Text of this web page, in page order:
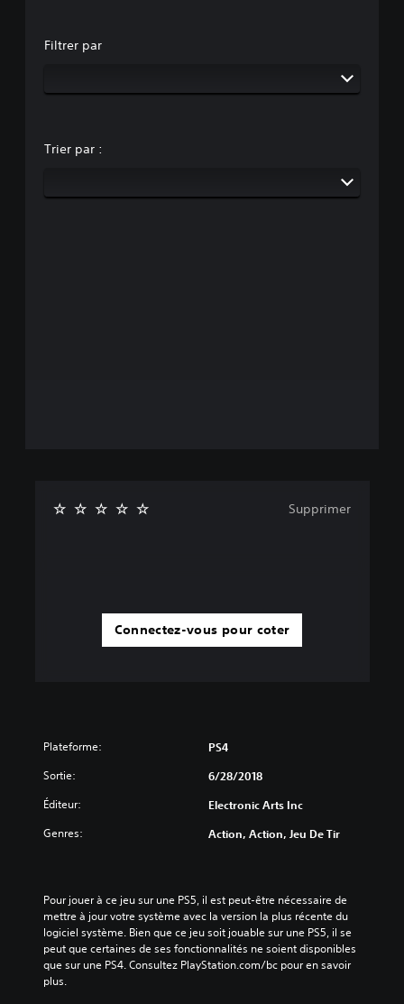
Filtrer par
Trier par :
Connectez-vous pour coter
Supprimer
Plateforme: PS4
Sortie: 6/28/2018
Éditeur: Electronic Arts Inc
Genres: Action, Action, Jeu De Tir
Pour jouer à ce jeu sur une PS5, il est peut-être nécessaire de
mettre à jour votre système avec la version la plus récente du
logiciel système. Bien que ce jeu soit jouable sur une PS5, il se
peut que certaines de ses fonctionnalités ne soient disponibles
que sur une PS4. Consultez PlayStation.com/bc pour en savoir
plus.